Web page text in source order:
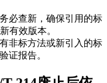
务必查新，确保引用的标
有效版本。
非标方法或新引入的标
证报告。